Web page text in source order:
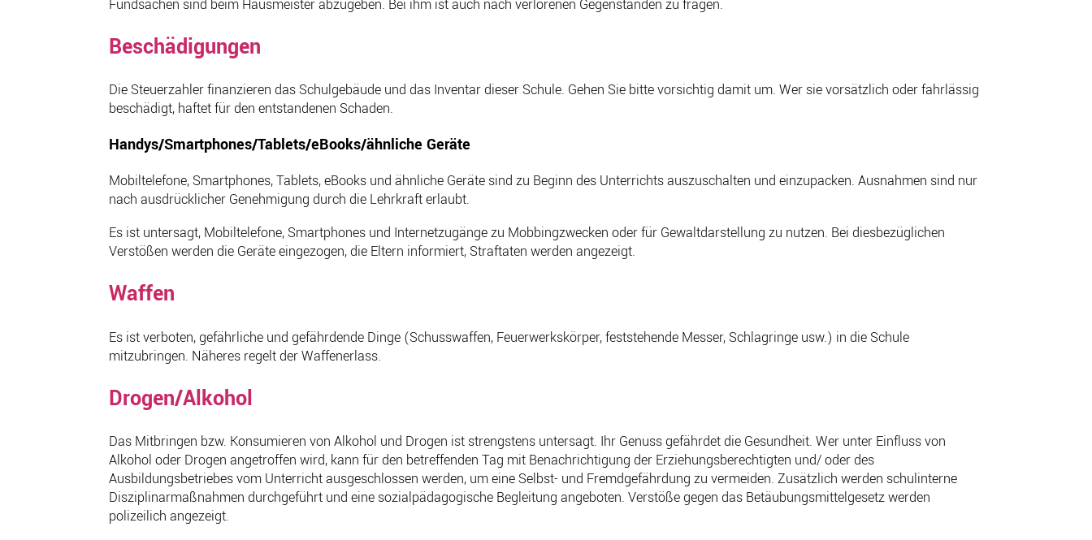
Fundsachen sind beim Hausmeister abzugeben. Bei ihm ist auch nach verlorenen Gegenständen zu fragen.
Beschädigungen
Die Steuerzahler finanzieren das Schulgebäude und das Inventar dieser Schule. Gehen Sie bitte vorsichtig damit um. Wer sie vorsätzlich oder fahrlässig
beschädigt, haftet für den entstandenen Schaden.
Handys/Smartphones/Tablets/eBooks/ähnliche Geräte
Mobiltelefone, Smartphones, Tablets, eBooks und ähnliche Geräte sind zu Beginn des Unterrichts auszuschalten und einzupacken. Ausnahmen sind nur
nach ausdrücklicher Genehmigung durch die Lehrkraft erlaubt.
Es ist untersagt, Mobiltelefone, Smartphones und Internetzugänge zu Mobbingzwecken oder für Gewaltdarstellung zu nutzen. Bei diesbezüglichen
Verstößen werden die Geräte eingezogen, die Eltern informiert, Straftaten werden angezeigt.
Waffen
Es ist verboten, gefährliche und gefährdende Dinge (Schusswaffen, Feuerwerkskörper, feststehende Messer, Schlagringe usw.) in die Schule
mitzubringen. Näheres regelt der Waffenerlass.
Drogen/Alkohol
Das Mitbringen bzw. Konsumieren von Alkohol und Drogen ist strengstens untersagt. Ihr Genuss gefährdet die Gesundheit. Wer unter Einfluss von
Alkohol oder Drogen angetroffen wird, kann für den betreffenden Tag mit Benachrichtigung der Erziehungsberechtigten und/ oder des
Ausbildungsbetriebes vom Unterricht ausgeschlossen werden, um eine Selbst- und Fremdgefährdung zu vermeiden. Zusätzlich werden schulinterne
Disziplinarmaßnahmen durchgeführt und eine sozialpädagogische Begleitung angeboten. Verstöße gegen das Betäubungsmittelgesetz werden
polizeilich angezeigt.